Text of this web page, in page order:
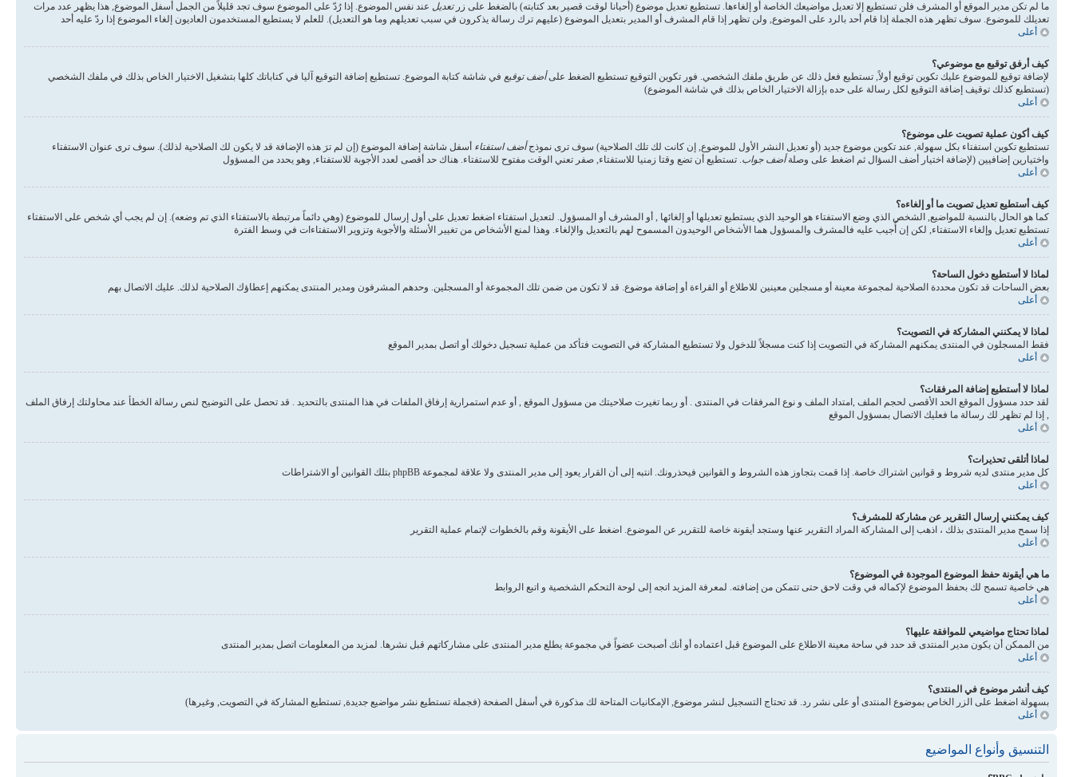
ما لم تكن مدير الموقع أو المشرف فلن تستطيع إلا تعديل مواضيعك الخاصة أو إلغاءها. تستطيع تعديل موضوع (أحيانا لوقت قصير بعد كتابته) بالضغط على زرتعديل عند نفس الموضوع. إذا رُدّ على الموضوع سوف تجد قليلاً من الجمل أسفل الموضوع, هذا يظهر عدد مرات
تعديلك للموضوع. سوف تظهر هذه الجملة إذا قام أحد بالرد على الموضوع, ولن تظهر إذا قام المشرف أو المدير بتعديل الموضوع (عليهم ترك رسالة يذكرون في سبب تعديلهم وما هو التعديل). للعلم لا يستطيع المستخدمون العاديون إلغاء الموضوع إذا ردّ عليه أحد
أعلى
كيف أرفق توقيع مع موضوعي؟
لإضافة توقيع للموضوع عليك تكوين توقيع أولاً, تستطيع فعل ذلك عن طريق ملفك الشخصي. فور تكوين التوقيع تستطيع الضغط علىأضف توقيع في شاشة كتابة الموضوع. تستطيع إضافة التوقيع آليا في كتاباتك كلها بتشغيل الاختيار الخاص بذلك في ملفك الشخصي
(تستطيع كذلك توقيف إضافة التوقيع لكل رسالة على حده بإزالة الاختيار الخاص بذلك في شاشة الموضوع)
أعلى
كيف أكون عملية تصويت على موضوع؟
تستطيع تكوين استفتاء بكل سهولة, عند تكوين موضوع جديد (أو تعديل النشر الأول للموضوع, إن كانت لك تلك الصلاحية) سوف ترى نموذجأضف استفتاء أسفل شاشة إضافة الموضوع (إن لم ترَ هذه الإضافة قد لا يكون لك الصلاحية لذلك). سوف ترى عنوان الاستفتاء
واختيارين إضافيين (لإضافة اختيار أضف السؤال ثم اضغط على وصلةأضف جواب. تستطيع أن تضع وقتا زمنيا للاستفتاء, صفر تعني الوقت مفتوح للاستفتاء. هناك حد أقصى لعدد الأجوبة للاستفتاء, وهو يحدد من المسؤول
أعلى
كيف أستطيع تعديل تصويت ما أو إلغاءه؟
كما هو الحال بالنسبة للمواضيع, الشخص الذي وضع الاستفتاء هو الوحيد الذي يستطيع تعديلها أو إلغائها , أو المشرف أو المسؤول. لتعديل استفتاء اضغط تعديل على أول إرسال للموضوع (وهي دائماً مرتبطة بالاستفتاء الذي تم وضعه). إن لم يجب أي شخص على الاستفتاء
تستطيع تعديل وإلغاء الاستفتاء, لكن إن أُجيب عليه فالمشرف والمسؤول هما الأشخاص الوحيدون المسموح لهم بالتعديل والإلغاء. وهذا لمنع الأشخاص من تغيير الأسئلة والأجوبة وتزوير الاستفتاءات في وسط الفترة
أعلى
لماذا لا أستطيع دخول الساحة؟
بعض الساحات قد تكون محددة الصلاحية لمجموعة معينة أو مسجلين معينين للاطلاع أو القراءة أو إضافة موضوع. قد لا تكون من ضمن تلك المجموعة أو المسجلين. وحدهم المشرفون ومدير المنتدى يمكنهم إعطاؤك الصلاحية لذلك. عليك الاتصال بهم
أعلى
لماذا لا يمكنني المشاركة في التصويت؟
فقط المسجلون في المنتدى يمكنهم المشاركة في التصويت إذا كنت مسجلاً للدخول ولا تستطيع المشاركة في التصويت فتأكد من عملية تسجيل دخولك أو اتصل بمدير الموقع
أعلى
لماذا لا أستطيع إضافة المرفقات؟
لقد حدد مسؤول الموقع الحد الأقصى لحجم الملف ,امتداد الملف و نوع المرفقات في المنتدى . أو ربما تغيرت صلاحيتك من مسؤول الموقع , أو عدم استمرارية إرفاق الملفات في هذا المنتدى بالتحديد . قد تحصل على التوضيح لنص رسالة الخطأ عند محاولتك إرفاق الملف
, إذا لم تظهر لك رسالة ما فعليك الاتصال بمسؤول الموقع
أعلى
لماذا أتلقى تحذيرات؟
كل مدير منتدى لديه شروط و قوانين اشتراك خاصة. إذا قمت بتجاوز هذه الشروط و القوانين فيحذرونك. انتبه إلى أن القرار يعود إلى مدير المنتدى ولا علاقة لمجموعة phpBB بتلك القوانين أو الاشتراطات
أعلى
كيف يمكنني إرسال التقرير عن مشاركة للمشرف؟
إذا سمح مدير المنتدى بذلك ، اذهب إلى المشاركة المراد التقرير عنها وستجد أيقونة خاصة للتقرير عن الموضوع. اضغط على الأيقونة وقم بالخطوات لإتمام عملية التقرير
أعلى
ما هي أيقونة حفظ الموضوع الموجودة في الموضوع؟
هي خاصية تسمح لك بحفظ الموضوع لإكماله في وقت لاحق حتى تتمكن من إضافته. لمعرفة المزيد اتجه إلى لوحة التحكم الشخصية و اتبع الروابط
أعلى
لماذا تحتاج مواضيعي للموافقة عليها؟
من الممكن أن يكون مدير المنتدى قد حدد في ساحة معينة الاطلاع على الموضوع قبل اعتماده أو أنك أصبحت عضواً في مجموعة يطلع مدير المنتدى على مشاركاتهم قبل نشرها. لمزيد من المعلومات اتصل بمدير المنتدى
أعلى
كيف أنشر موضوع في المنتدى؟
بسهولة اضغط على الزر الخاص بموضوع المنتدى أو على نشر رد. قد تحتاج التسجيل لنشر موضوع, الإمكانيات المتاحة لك مذكورة في أسفل الصفحة (فجملة تستطيع نشر مواضيع جديدة, تستطيع المشاركة في التصويت, وغيرها)
أعلى
التنسيق وأنواع المواضيع